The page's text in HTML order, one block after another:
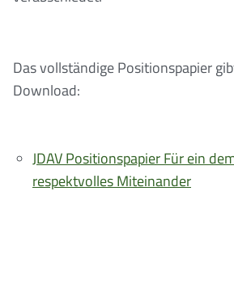
Das vollständige Positionspapier
Download:
JDAV Positionspapier Für ein
respektvolles Miteinander